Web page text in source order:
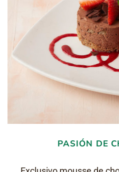
PASIÓN DE